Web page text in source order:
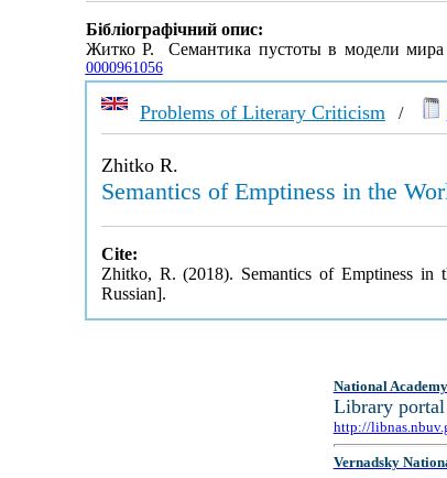
Бібліографічний опис:
Житко Р. Семантика пустоты в модели мира
0000961056
Problems of Literary Criticism /
Zhitko R.
Semantics of Emptiness in the
Cite:
Zhitko, R. (2018). Semantics of Emptiness in
Russian].
National
Library
http://
Vernadsky